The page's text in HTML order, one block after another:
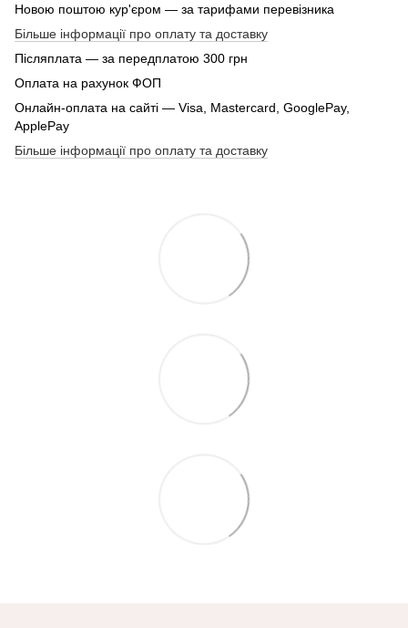
Новою поштою кур'єром — за тарифами перевізника
Більше інформації про оплату та доставку
Післяплата — за передплатою 300 грн
Оплата на рахунок ФОП
Онлайн-оплата на сайті — Visa, Mastercard, GooglePay,
ApplePay
Більше інформації про оплату та доставку